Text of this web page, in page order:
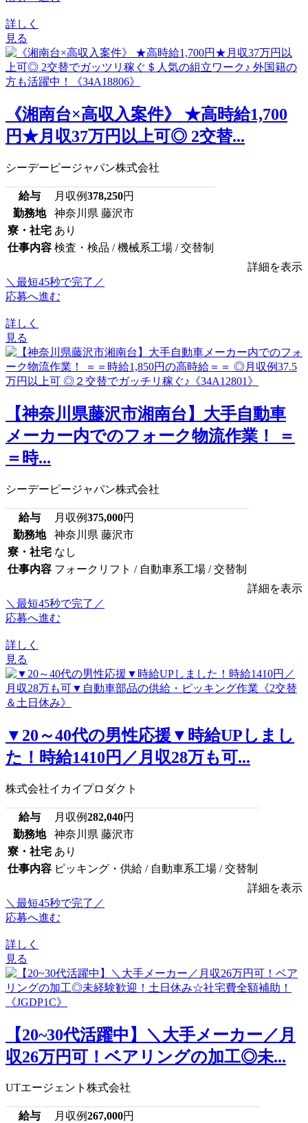
詳しく
見る
《湘南台×高収入案件》 ★高時給1,700
円★月収37万円以上可◎ 2交替...
シーデーピージャパン株式会社
給与 月収例378,250円
勤務地
神奈川県 藤沢市
寮・社宅 あり
仕事内容 検査・検品 / 機械系工場 / 交替制
詳細を表示
＼最短45秒で完了／
応募へ進む
詳しく
見る
【神奈川県藤沢市湘南台】大手自動車
メーカー内でのフォーク物流作業！ ＝
＝時...
シーデーピージャパン株式会社
給与 月収例375,000円
勤務地
神奈川県 藤沢市
寮・社宅 なし
仕事内容 フォークリフト / 自動車系工場 / 交替制
詳細を表示
＼最短45秒で完了／
応募へ進む
詳しく
見る
▼20～40代の男性応援▼時給UPしまし
た！時給1410円／月収28万も可...
株式会社イカイプロダクト
給与 月収例282,040円
勤務地
神奈川県 藤沢市
寮・社宅 あり
仕事内容 ピッキング・供給 / 自動車系工場 / 交替制
詳細を表示
＼最短45秒で完了／
応募へ進む
詳しく
見る
【20~30代活躍中】＼大手メーカー／月
収26万円可！ベアリングの加工◎未...
UTエージェント株式会社
給与 月収例267,000円